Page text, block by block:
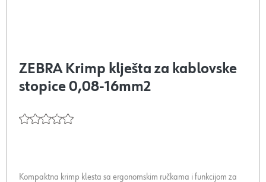
ZEBRA Krimp klješta za kablovske
stopice 0,08-16mm2
Kompaktna krimp klesta sa ergonomskim ručkama i funkcijom za